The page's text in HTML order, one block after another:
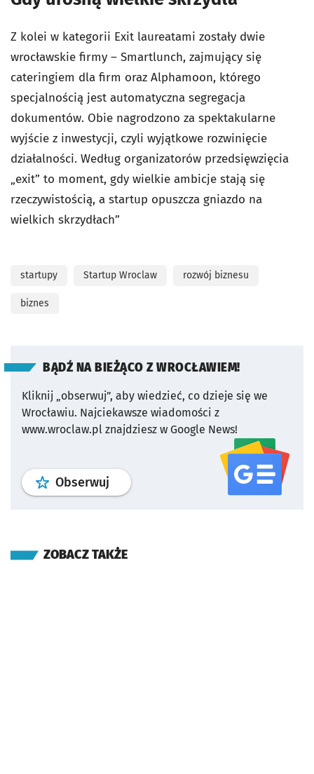
Z kolei w kategorii Exit laureatami zostały dwie
wrocławskie firmy – Smartlunch, zajmujący się
cateringiem dla firm oraz Alphamoon, którego
specjalnością jest automatyczna segregacja
dokumentów. Obie nagrodzono za spektakularne
wyjście z inwestycji, czyli wyjątkowe rozwinięcie
działalności. Według organizatorów przedsięwzięcia
„exit” to moment, gdy wielkie ambicje stają się
rzeczywistością, a startup opuszcza gniazdo na
wielkich skrzydłach”
startupy Startup Wroclaw rozwój biznesu
biznes
BĄDŹ NA BIEŻĄCO Z WROCŁAWIEM!
Kliknij „obserwuj”, aby wiedzieć, co dzieje się we
Wrocławiu. Najciekawsze wiadomości z
www.wroclaw.pl znajdziesz w Google News!
Obserwuj profil serwisu
ZOBACZ TAKŻE